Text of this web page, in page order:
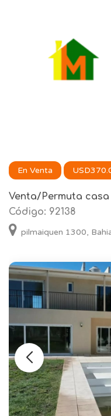
En Venta
Venta/Permuta
Código: 92138
pilmaiquen 1300,